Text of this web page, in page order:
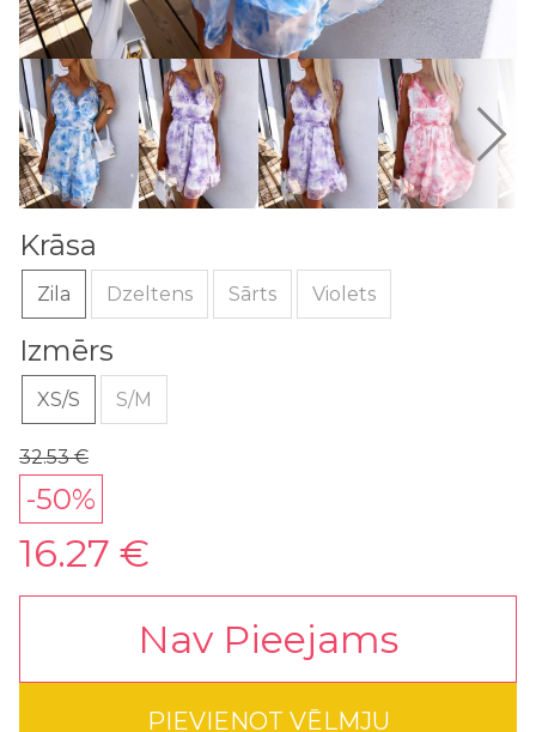
32.53 €
-50%
16.27 €
Krāsa
Zila Dzeltens Sārts Violets
Izmērs
XS/S S/M
Nav Pieejams
PIEVIENOT VĒLMJU